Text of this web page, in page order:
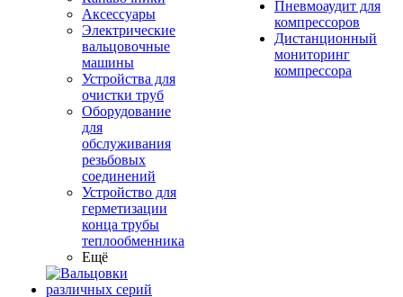
Аксессуары
Электрические
вальцовочные
машины
Устройства для
очистки труб
Оборудование
для
обслуживания
резьбовых
соединений
Устройство для
герметизации
конца трубы
теплообменника
Ещё
Пневмоаудит для
компрессоров
Дистанционный
мониторинг
компрессора